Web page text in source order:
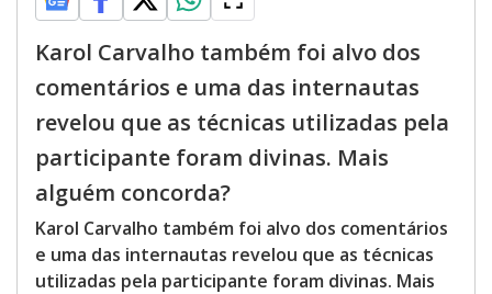
Karol Carvalho também foi alvo dos
comentários e uma das internautas
revelou que as técnicas utilizadas pela
participante foram divinas. Mais
alguém concorda?
Karol Carvalho também foi alvo dos comentários
e uma das internautas revelou que as técnicas
utilizadas pela participante foram divinas. Mais